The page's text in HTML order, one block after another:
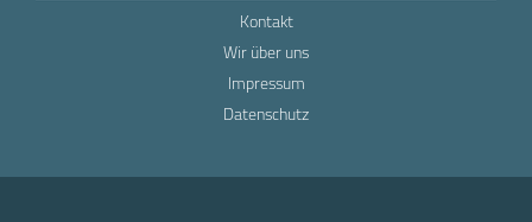
Kontakt
Wir über uns
Impressum
Datenschutz